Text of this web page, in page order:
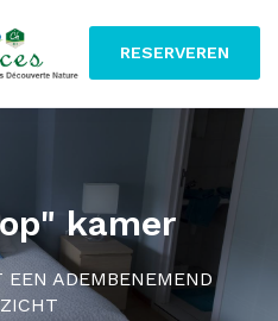
RESERVEREN
kamer
EEN ADEMBENEMEND